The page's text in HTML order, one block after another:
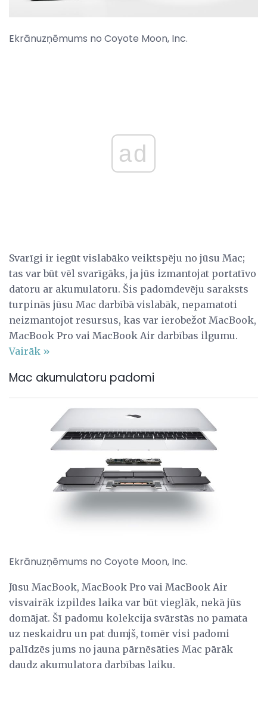
Ekrānuzņēmums no Coyote Moon, Inc.
ad
Svarīgi ir iegūt vislabāko veiktspēju no jūsu Mac;
tas var būt vēl svarīgāks, ja jūs izmantojat portatīvo
datoru ar akumulatoru. Šis padomdevēju saraksts
turpinās jūsu Mac darbībā vislabāk, nepamatoti
neizmantojot resursus, kas var ierobežot MacBook,
MacBook Pro vai MacBook Air darbības ilgumu.
Vairāk »
Mac akumulatoru padomi
Ekrānuzņēmums no Coyote Moon, Inc.
Jūsu MacBook, MacBook Pro vai MacBook Air
visvairāk izpildes laika var būt vieglāk, nekā jūs
domājat. Šī padomu kolekcija svārstās no pamata
uz neskaidru un pat dumjš, tomēr visi padomi
palīdzēs jums no jauna pārnēsāties Mac pārāk
daudz akumulatora darbības laiku.